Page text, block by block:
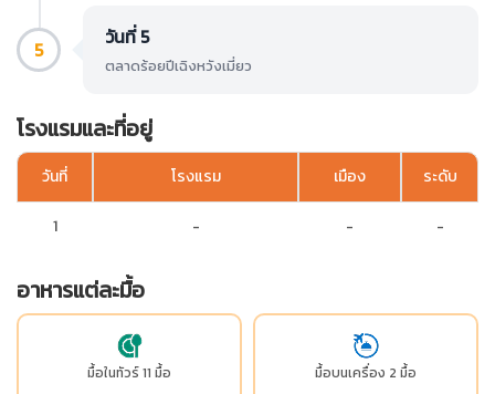
5 วันที่ 5
ตลาดร้อยปีเฉิงหวังเมี่ยว
โรงแรมและที่อยู่
วันที่ โรงแรม เมือง ระดับ
1 - - -
อาหารแต่ละมื้อ
มื้อในทัวร์ 11 มื้อ มื้อบนเครื่อง 2 มื้อ